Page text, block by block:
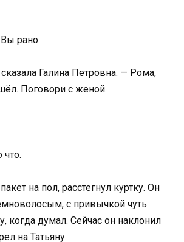
рано.
Галина Петровна. — Рома,
Поговори с женой.
на пол, расстегнул куртку. Он
с привычкой чуть
когда думал. Сейчас он наклонил
на Татьяну.